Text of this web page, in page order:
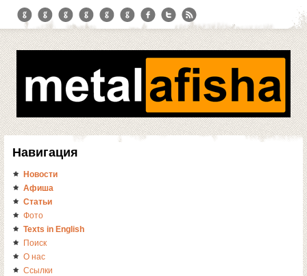
Навигация
Новости
Афиша
Статьи
Фото
Texts in English
Поиск
О нас
Ссылки